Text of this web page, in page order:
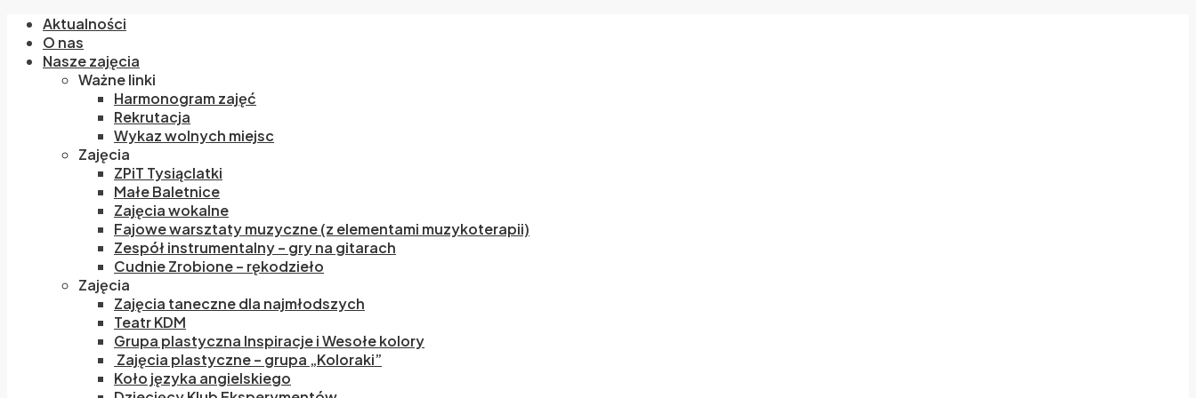
Aktualności
O nas
Nasze zajęcia
Ważne linki
Harmonogram zajęć
Rekrutacja
Wykaz wolnych miejsc
Zajęcia
ZPiT Tysiąclatki
Małe Baletnice
Zajęcia wokalne
Fajowe warsztaty muzyczne (z elementami muzykoterapii)
Zespół instrumentalny – gry na gitarach
Cudnie Zrobione – rękodzieło
Zajęcia
Zajęcia taneczne dla najmłodszych
Teatr KDM
Grupa plastyczna Inspiracje i Wesołe kolory
Zajęcia plastyczne – grupa „Koloraki”
Koło języka angielskiego